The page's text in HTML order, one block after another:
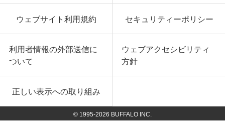
ウェブサイト利用規約 セキュリティーポリシー
利用者情報の外部送信に
ついて
ウェブアクセシビリティ
方針
正しい表示への取り組み
© 1995-2026 BUFFALO INC.